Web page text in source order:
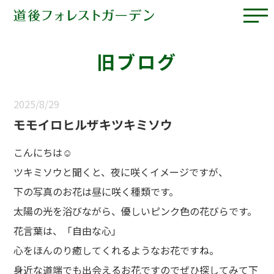
旧ブログ
2025/8/29
モモイロヒルザキツキミソウ
こんにちは☺
ツキミソウと聞くと、夜に咲くイメージですが、
下の写真のお花は昼に咲く種類です。
太陽の光を浴びながら、優しいピンク色の花びらです。
花言葉は、「自由な心」
心をほんのり癒してくれるようなお花ですね。
身近な道端でも出会えるお花ですのでぜひ探してみて下